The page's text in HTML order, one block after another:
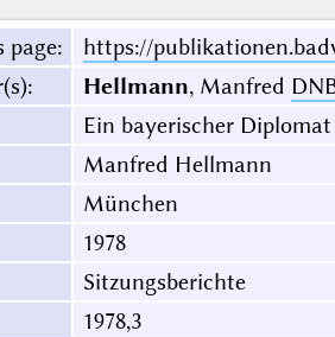
page:
https://
: Hellmann, Manfred
Ein bayerischer
Manfred Hellmann
München
1978
Sitzungsberichte
1978,3